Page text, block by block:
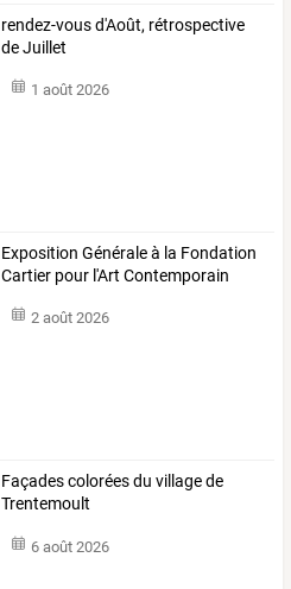
rendez-vous d'Août, rétrospective
de Juillet
1 août 2026
Exposition Générale à la Fondation
Cartier pour l'Art Contemporain
2 août 2026
Façades colorées du village de
Trentemoult
6 août 2026